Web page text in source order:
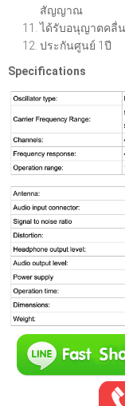
สัญญาณ
ได้รับอนุญาตคลื่
ประกันศูนย์ 1ปี
Specifications